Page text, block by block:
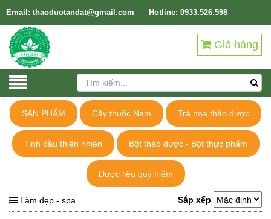
Email: thaoduotandat@gmail.com Hotline: 0933.526.598
Giỏ hàng
SẢN PHẨM Cây thuốc Nam Trà hoa thảo dược
Tinh dầu thiên nhiên Bột thảo dược - Bột thực phẩm
Dược liệu quý hiếm
Làm đẹp - spa Sắp xếp